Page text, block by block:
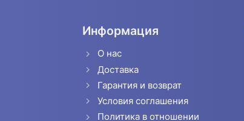
Информация
О нас
Доставка
Гарантия и возврат
Условия соглашения
Политика в отношении